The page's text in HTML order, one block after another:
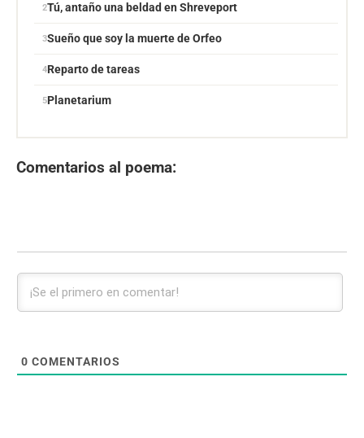
Tú, antaño una beldad en Shreveport
Sueño que soy la muerte de Orfeo
Reparto de tareas
Planetarium
Comentarios al poema:
0 COMENTARIOS